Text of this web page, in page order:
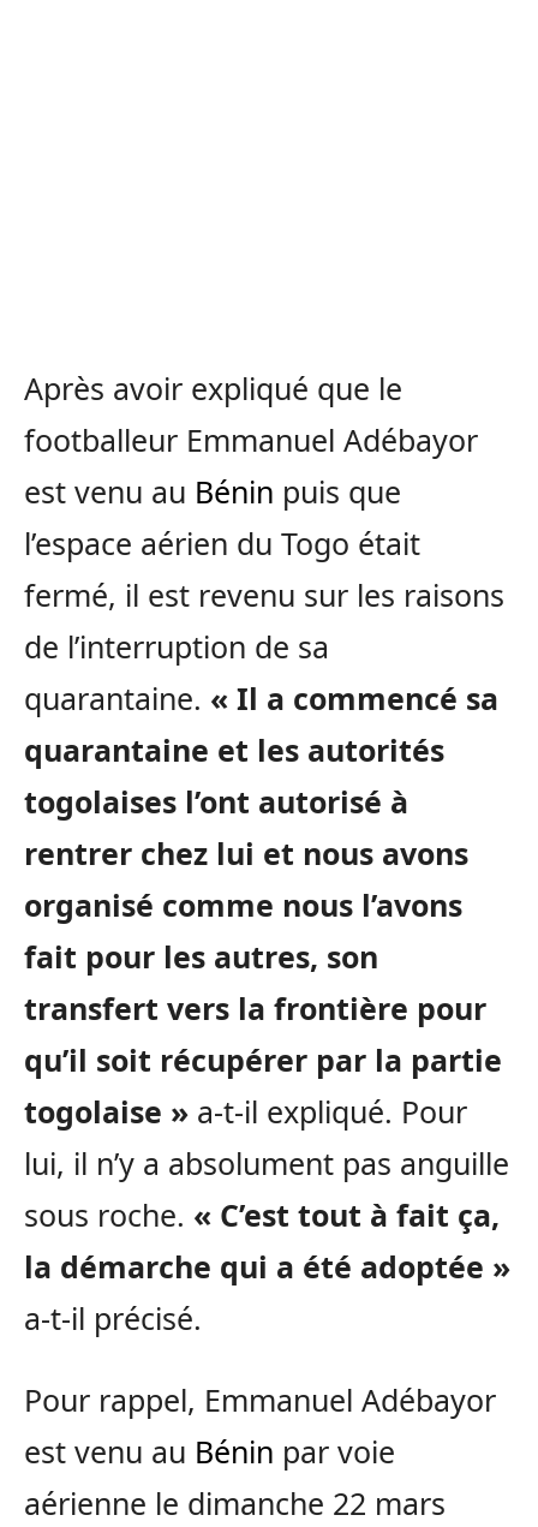
Après avoir expliqué que le
footballeur Emmanuel Adébayor
est venu au Bénin puis que
l’espace aérien du Togo était
fermé, il est revenu sur les raisons
de l’interruption de sa
quarantaine. « Il a commencé sa
quarantaine et les autorités
togolaises l’ont autorisé à
rentrer chez lui et nous avons
organisé comme nous l’avons
fait pour les autres, son
transfert vers la frontière pour
qu’il soit récupérer par la partie
togolaise » a-t-il expliqué. Pour
lui, il n’y a absolument pas anguille
sous roche. « C’est tout à fait ça,
la démarche qui a été adoptée »
a-t-il précisé.
Pour rappel, Emmanuel Adébayor
est venu au Bénin par voie
aérienne le dimanche 22 mars